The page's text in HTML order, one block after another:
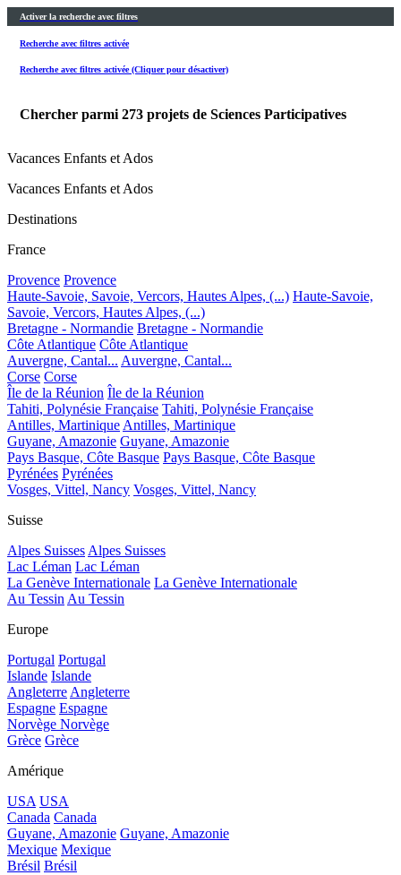
Activer la recherche avec filtres
Recherche avec filtres activée
Recherche avec filtres activée (Cliquer pour désactiver)
Chercher parmi 273 projets de Sciences Participatives
Vacances Enfants et Ados
Vacances Enfants et Ados
Destinations
France
Provence Provence
Haute-Savoie, Savoie, Vercors, Hautes Alpes, (...) Haute-Savoie,
Savoie, Vercors, Hautes Alpes, (...)
Bretagne - Normandie Bretagne - Normandie
Côte Atlantique Côte Atlantique
Auvergne, Cantal... Auvergne, Cantal...
Corse Corse
Île de la Réunion Île de la Réunion
Tahiti, Polynésie Française Tahiti, Polynésie Française
Antilles, MartiniqueAntilles, Martinique
Guyane, Amazonie Guyane, Amazonie
Pays Basque, Côte Basque Pays Basque, Côte Basque
Pyrénées Pyrénées
Vosges, Vittel, Nancy Vosges, Vittel, Nancy
Suisse
Alpes SuissesAlpes Suisses
Lac Léman Lac Léman
La Genève Internationale La Genève Internationale
Au TessinAu Tessin
Europe
Portugal Portugal
Islande Islande
AngleterreAngleterre
Espagne Espagne
Norvège Norvège
Grèce Grèce
Amérique
USA USA
Canada Canada
Guyane, Amazonie Guyane, Amazonie
Mexique Mexique
Brésil Brésil